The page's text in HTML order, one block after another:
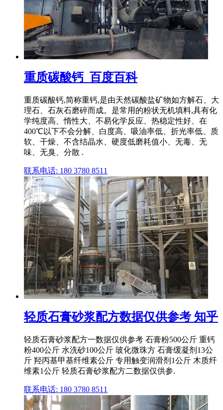
重质碳酸钙_百度百科
重质碳酸钙,简称重钙,是由天然碳酸盐矿物如方解石、大
理石、石灰石磨碎而成。是常用的粉状无机填料,具有化
学纯度高、惰性大、不易化学反应、热稳定性好、在
400℃以下不会分解、白度高、吸油率低、折光率低、质
软、干燥、不含结晶水、硬度低磨耗值小、无毒、无
味、无臭、分散 .
联系电话: 180 3780 8511
轻质石膏砂浆配方数据仅供参考 知乎
轻质石膏砂浆配方一数据仅供参考 石膏粉500公斤 重钙
粉400公斤 水洗砂100公斤 玻化微珠方 石膏缓凝剂13公
斤 羟丙基甲基纤维素公斤 专用触变润滑剂1公斤 木质纤
维素1公斤 轻质石膏砂浆配方二数据仅供参.
联系电话: 180 3780 8511